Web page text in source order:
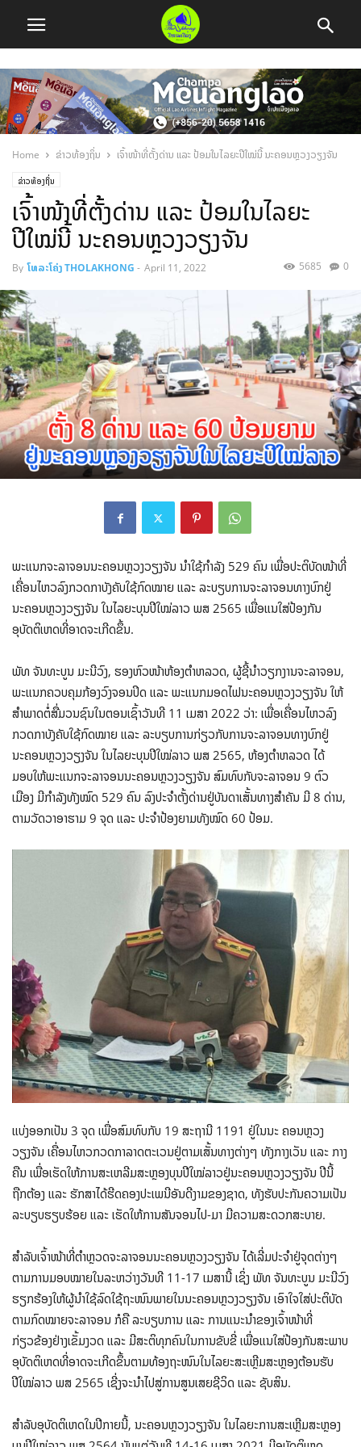
Home ຂ່າວທ້ອງຖິ່ນ ເຈົ້າໜ້າທີ່ຕັ້ງດ່ານ ແລະ ປ້ອມໃນໄລຍະປີໃໝ່ນີ້ ນະຄອນຫຼວງວຽງຈັນ
ຂ່າວທ້ອງຖິ່ນ
ເຈົ້າໜ້າທີ່ຕັ້ງດ່ານ ແລະ ປ້ອມໃນໄລຍະ
ປີໃໝ່ນີ້ ນະຄອນຫຼວງວຽງຈັນ
By ໂທລະໂຄ່ງ THOLAKHONG - April 11, 2022 0
5685
ພະແນກຈະລາຈອນນະຄອນຫຼວງວຽງຈັນ ນໍາໃຊ້ກໍາລັງ 529 ຄົນ ເພື່ອປະຕິບັດໜ້າທີ່
ເຄື່ອນໄຫວລົງກວດກາບັງຄັບໃຊ້ກົດໝາຍ ແລະ ລະບຽບການຈະລາຈອນທາງບົກຢູ່
ນະຄອນຫຼວງວຽງຈັນ ໃນໄລຍະບຸນປີໃໝ່ລາວ ພສ 2565 ເພື່ອແນໃສ່ປ້ອງກັນ
ອຸບັດຕິເຫດທີ່ອາດຈະເກີດຂຶ້ນ.
ພັທ ຈັນທະບູນ ມະນີວົງ, ຮອງຫົວໜ້າຫ້ອງຕໍາຫລວດ, ຜູ້ຊີ້ນໍາວຽກງານຈະລາຈອນ,
ພະແນກຄວບຄຸມກ້ອງວົງຈອນປິດ ແລະ ພະແນກມອດໄຟນະຄອນຫຼວງວຽງຈັນ ໃຫ້
ສໍາພາດຕໍ່ສື່ມວນຊົນໃນຕອນເຊົ້າວັນທີ 11 ເມສາ 2022 ວ່າ: ເພື່ອເຄື່ອນໄຫວລົງ
ກວດກາບັງຄັບໃຊ້ກົດໝາຍ ແລະ ລະບຽບການກ່ຽວກັບການຈະລາຈອນທາງບົກຢູ່
ນະຄອນຫຼວງວຽງຈັນ ໃນໄລຍະບຸນປີໃໝ່ລາວ ພສ 2565, ຫ້ອງຕໍາຫລວດ ໄດ້
ມອບໃຫ້ພະແນກຈະລາຈອນນະຄອນຫຼວງວຽງຈັນ ສົມທົບກັບຈະລາຈອນ 9 ຕົວ
ເມືອງ ມີກໍາລັງທັງໝົດ 529 ຄົນ ລົງປະຈໍາຕັ້ງດ່ານຢູ່ບັນດາເສັ້ນທາງສໍາຄັນ ມີ 8 ດ່ານ,
ຕາມວັດວາອາຮາມ 9 ຈຸດ ແລະ ປະຈໍາປ້ອງຍາມທັງໝົດ 60 ປ້ອມ.
ແບ່ງອອກເປັນ 3 ຈຸດ ເພື່ອສົມທົບກັບ 19 ສະຖານີ 1191 ຢູ່ໃນນະ ຄອນຫຼວງ
ວຽງຈັນ ເຄື່ອນໄຫວກວດກາລາດຕະເວນຢູ່ຕາມເສັ້ນທາງຕ່າງໆ ທັງກາງເວັນ ແລະ ກາງ
ຄືນ ເພື່ອເຮັດໃຫ້ການສະເຫລີມສະຫຼອງບຸນປີໃໝ່ລາວຢູ່ນະຄອນຫຼວງວຽງຈັນ ປີນີ້
ຖືກຕ້ອງ ແລະ ຮັກສາໄດ້ຮີດຄອງປະເພນີອັນດີງາມຂອງຊາດ, ທັງຮັບປະກັນຄວາມເປັນ
ລະບຽບຮຽບຮ້ອຍ ແລະ ເຮັດໃຫ້ການສັນຈອນໄປ-ມາ ມີຄວາມສະດວກສະບາຍ.
ສໍາລັບເຈົ້າໜ້າທີ່ຕໍາຫຼວດຈະລາຈອນນະຄອນຫຼວງວຽງຈັນ ໄດ້ເລີ່ມປະຈໍາຢູ່ຈຸດຕ່າງໆ
ຕາມການມອບໝາຍໃນລະຫວ່າງວັນທີ 11-17 ເມສານີ້ ເຊິ່ງ ພັທ ຈັນທະບູນ ມະນີວົງ
ຮຽກຮ້ອງໃຫ້ຜູ້ນໍາໃຊ້ລົດໃຊ້ຖະໜົນພາຍໃນນະຄອນຫຼວງວຽງຈັນ ເອົາໃຈໃສ່ປະຕິບັດ
ຕາມກົດໝາຍຈະລາຈອນ ກໍຄື ລະບຽບການ ແລະ ການແນະນໍາຂອງເຈົ້າໜ້າທີ່
ກ່ຽວຂ້ອງຢ່າງເຂັ້ມງວດ ແລະ ມີສະຕິທຸກຄົນໃນການຂັບຂີ່ ເພື່ອແນໃສ່ປ້ອງກັນສະພາບ
ອຸບັດຕິເຫດທີ່ອາດຈະເກີດຂຶ້ນຕາມທ້ອງຖະໜົນໃນໄລຍະສະເຫຼີມສະຫຼອງຕ້ອນຮັບ
ປີໃໝ່ລາວ ພສ 2565 ເຊີ່ງຈະນໍາໄປສູ່ການສູນເສຍຊີວິດ ແລະ ຊັບສິນ.
ສໍາລັບອຸບັດຕິເຫດໃນປີກາຍນີ້, ນະຄອນຫຼວງວຽງຈັນ ໃນໄລຍະການສະເຫຼີມສະຫຼອງ